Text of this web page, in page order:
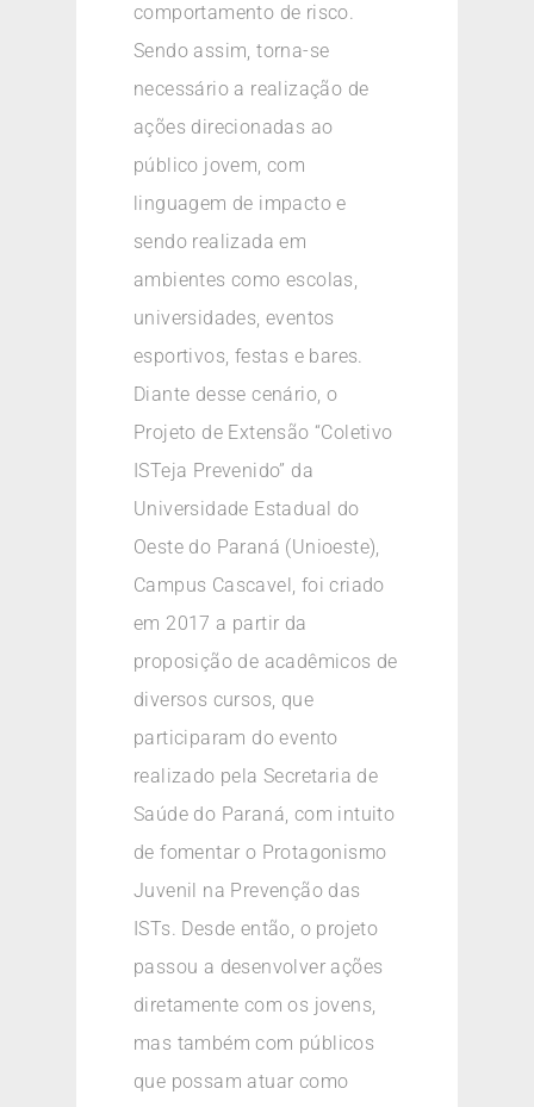
comportamento de risco.
Sendo assim, torna-se
necessário a realização de
ações direcionadas ao
público jovem, com
linguagem de impacto e
sendo realizada em
ambientes como escolas,
universidades, eventos
esportivos, festas e bares.
Diante desse cenário, o
Projeto de Extensão “Coletivo
ISTeja Prevenido” da
Universidade Estadual do
Oeste do Paraná (Unioeste),
Campus Cascavel, foi criado
em 2017 a partir da
proposição de acadêmicos de
diversos cursos, que
participaram do evento
realizado pela Secretaria de
Saúde do Paraná, com intuito
de fomentar o Protagonismo
Juvenil na Prevenção das
ISTs. Desde então, o projeto
passou a desenvolver ações
diretamente com os jovens,
mas também com públicos
que possam atuar como